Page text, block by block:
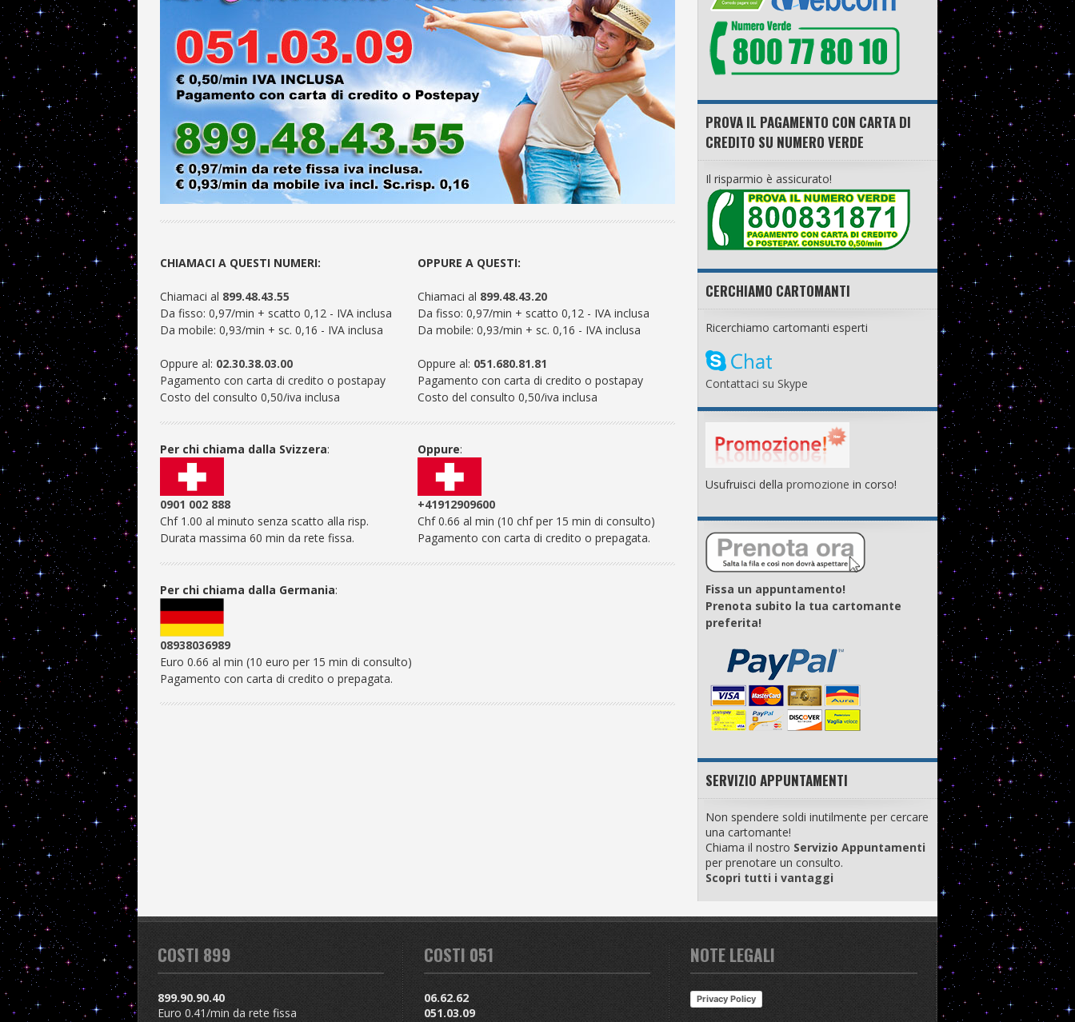
CHIAMACI A QUESTI NUMERI:
Chiamaci al 899.48.43.55
Da fisso: 0,97/min + scatto 0,12 - IVA inclusa
Da mobile: 0,93/min + sc. 0,16 - IVA inclusa
Oppure al: 02.30.38.03.00
Pagamento con carta di credito o postapay
Costo del consulto 0,50/iva inclusa
OPPURE A QUESTI:
Chiamaci al 899.48.43.20
Da fisso: 0,97/min + scatto 0,12 - IVA inclusa
Da mobile: 0,93/min + sc. 0,16 - IVA inclusa
Oppure al: 051.680.81.81
Pagamento con carta di credito o postapay
Costo del consulto 0,50/iva inclusa
Per chi chiama dalla Svizzera:
0901 002 888
Chf 1.00 al minuto senza scatto alla risp.
Durata massima 60 min da rete fissa.
Oppure:
+41912909600
Chf 0.66 al min (10 chf per 15 min di consulto)
Pagamento con carta di credito o prepagata.
Per chi chiama dalla Germania:
08938036989
Euro 0.66 al min (10 euro per 15 min di consulto)
Pagamento con carta di credito o prepagata.
PROVA IL PAGAMENTO CON CARTA DI
CREDITO SU NUMERO VERDE
Il risparmio è assicurato!
CERCHIAMO CARTOMANTI
Ricerchiamo cartomanti esperti
Contattaci su Skype
Usufruisci della promozione in corso!
Fissa un appuntamento!
Prenota subito la tua cartomante
preferita!
SERVIZIO APPUNTAMENTI
Non spendere soldi inutilmente per cercare
una cartomante!
Chiama il nostro Servizio Appuntamenti
per prenotare un consulto.
Scopri tutti i vantaggi
COSTI 899
899.90.90.40
Euro 0.41/min da rete fissa
COSTI 051
06.62.62
051.03.09
NOTE LEGALI
Privacy Policy